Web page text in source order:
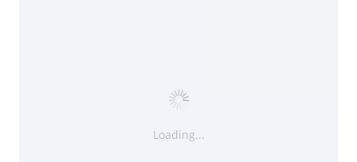
Loading...